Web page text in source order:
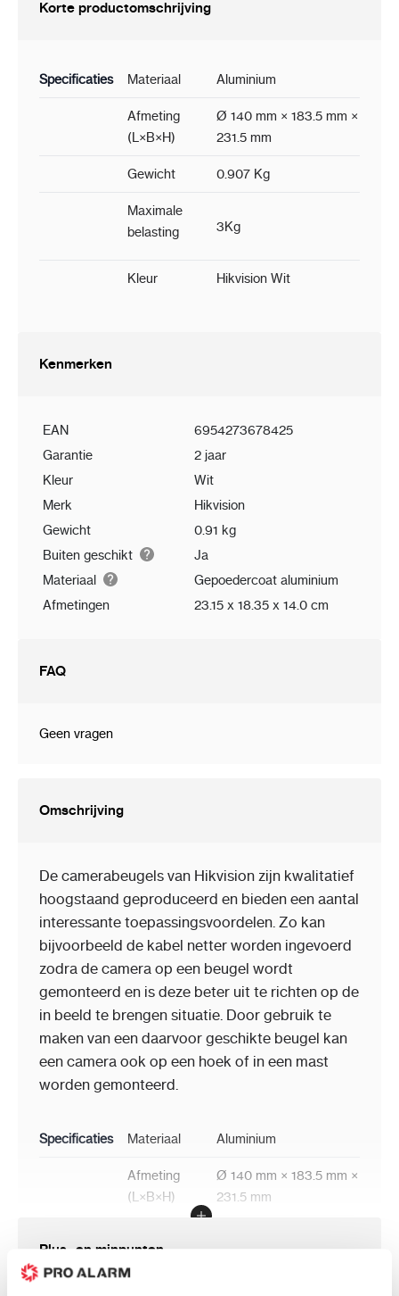
Korte productomschrijving
Specificaties Materiaal Aluminium
Afmeting
(L×B×H)
Ø 140 mm × 183.5 mm ×
231.5 mm
Gewicht 0.907 Kg
Maximale
belasting
3Kg
Kleur Hikvision Wit
Kenmerken
EAN
6954273678425
Garantie
2 jaar
Kleur
Wit
Merk
Hikvision
Gewicht
0.91 kg
Buiten geschikt
Ja
Materiaal
Gepoedercoat aluminium
Afmetingen
23.15 x 18.35 x 14.0 cm
FAQ
Geen vragen
Omschrijving
De camerabeugels van Hikvision zijn kwalitatief
hoogstaand geproduceerd en bieden een aantal
interessante toepassingsvoordelen. Zo kan
bijvoorbeeld de kabel netter worden ingevoerd
zodra de camera op een beugel wordt
gemonteerd en is deze beter uit te richten op de
in beeld te brengen situatie. Door gebruik te
maken van een daarvoor geschikte beugel kan
een camera ook op een hoek of in een mast
worden gemonteerd.
Specificaties Materiaal Aluminium
Afmeting
(L×B×H)
Ø 140 mm × 183.5 mm ×
231.5 mm
Maximale
Plus- en minpunten